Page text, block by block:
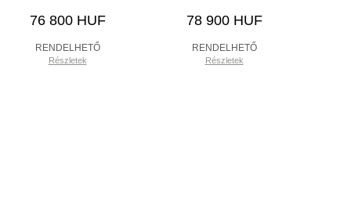
76 800 HUF
RENDELHETŐ
Részletek
78 900 HUF
RENDELHETŐ
Részletek